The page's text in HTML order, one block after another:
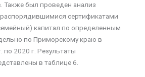
Также был проведен анализ
сертификатами
капитал по определенным
по Приморскому краю в
по 2020 г. Результаты
в таблице 6.